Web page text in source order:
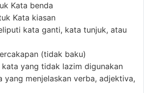
Kata benda
Kata kiasan
kata ganti, kata tunjuk, atau
(tidak baku)
kata yang tidak lazim digunakan
yang menjelaskan verba, adjektiva,